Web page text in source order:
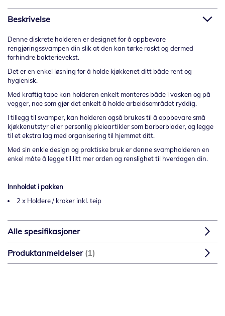
Beskrivelse
Denne diskrete holderen er designet for å oppbevare
rengjøringssvampen din slik at den kan tørke raskt og dermed
forhindre bakterievekst.
Det er en enkel løsning for å holde kjøkkenet ditt både rent og
hygienisk.
Med kraftig tape kan holderen enkelt monteres både i vasken og på
vegger, noe som gjør det enkelt å holde arbeidsområdet ryddig.
I tillegg til svamper, kan holderen også brukes til å oppbevare små
kjøkkenutstyr eller personlig pleieartikler som barberblader, og legge
til et ekstra lag med organisering til hjemmet ditt.
Med sin enkle design og praktiske bruk er denne svampholderen en
enkel måte å legge til litt mer orden og renslighet til hverdagen din.
Innholdet i pakken
2 x Holdere / kroker inkl. teip
Alle spesifikasjoner
Produktanmeldelser 1